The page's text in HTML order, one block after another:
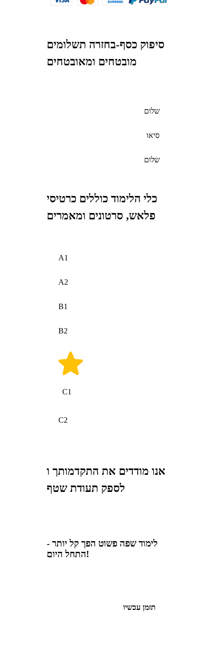
סיפוק כסף-בחזרה תשלומים
מובטחים ומאובטחים
שלום
סיאו
שלום
כלי הלימוד כוללים כרטיסי
פלאש, סרטונים ומאמרים
A1
A2
B1
B2
C1
C2
אנו מודדים את התקדמותך ו
לספק תעודת שטף
לימוד שפה פשוט הפך קל יותר -
התחל היום!
תזמן עכשיו